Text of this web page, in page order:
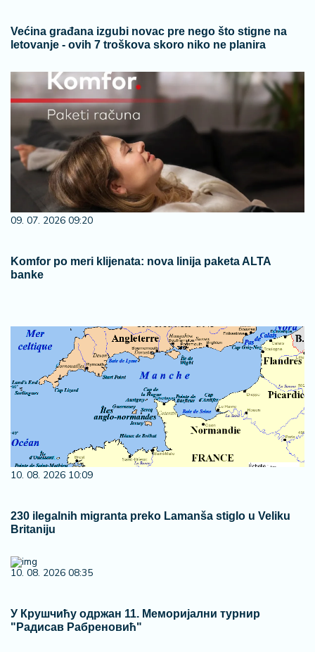
Većina građana izgubi novac pre nego što stigne na
letovanje - ovih 7 troškova skoro niko ne planira
09. 07. 2026 09:20
Komfor po meri klijenata: nova linija paketa ALTA
banke
10. 08. 2026 10:09
230 ilegalnih migranta preko Lamanša stiglo u Veliku
Britaniju
10. 08. 2026 08:35
У Крушчићу одржан 11. Меморијални турнир
"Радисав Рабреновић"